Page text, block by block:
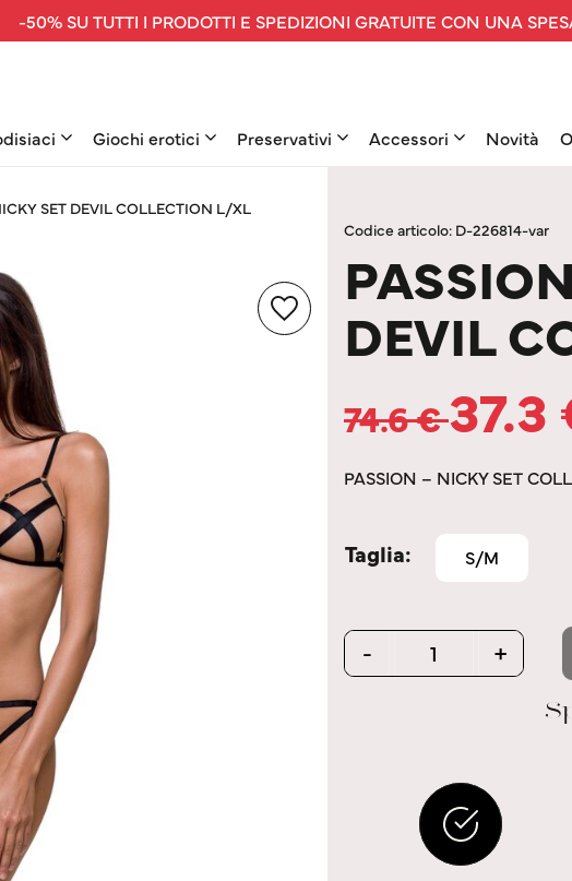
-50% SU TUTTI I PRODOTTI E SPEDIZIONI GRATUITE CON UNA
Giochi erotici Preservativi Accessori Novità
SET DEVIL COLLECTION L/XL
Codice articolo: D-226814-var
DEVIL
74.6€37.3
PASSION – NICKY SET
Taglia S/M
Quantity
- +